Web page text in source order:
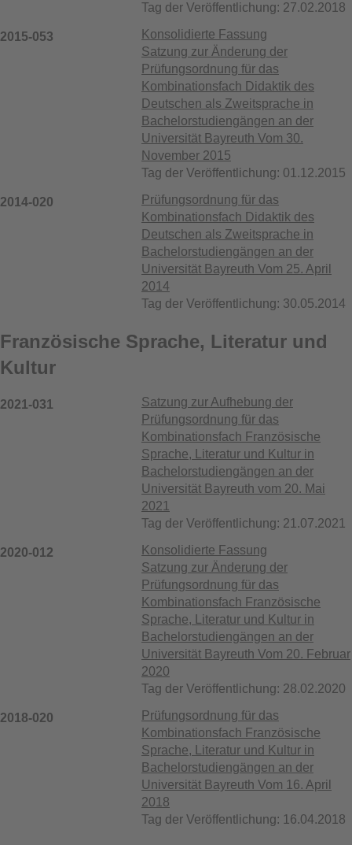
Tag der Veröffentlichung: 27.02.2018
2015-053
Konsolidierte Fassung
Satzung zur Änderung der
Prüfungsordnung für das
Kombinationsfach Didaktik des
Deutschen als Zweitsprache in
Bachelorstudiengängen an der
Universität Bayreuth Vom 30.
November 2015
Tag der Veröffentlichung: 01.12.2015
2014-020
Prüfungsordnung für das
Kombinationsfach Didaktik des
Deutschen als Zweitsprache in
Bachelorstudiengängen an der
Universität Bayreuth Vom 25. April
2014
Tag der Veröffentlichung: 30.05.2014
Französische Sprache, Literatur und
Kultur
2021-031
Satzung zur Aufhebung der
Prüfungsordnung für das
Kombinationsfach Französische
Sprache, Literatur und Kultur in
Bachelorstudiengängen an der
Universität Bayreuth vom 20. Mai
2021
Tag der Veröffentlichung: 21.07.2021
2020-012
Konsolidierte Fassung
Satzung zur Änderung der
Prüfungsordnung für das
Kombinationsfach Französische
Sprache, Literatur und Kultur in
Bachelorstudiengängen an der
Universität Bayreuth Vom 20. Februar
2020
Tag der Veröffentlichung: 28.02.2020
2018-020
Prüfungsordnung für das
Kombinationsfach Französische
Sprache, Literatur und Kultur in
Bachelorstudiengängen an der
Universität Bayreuth Vom 16. April
2018
Tag der Veröffentlichung: 16.04.2018